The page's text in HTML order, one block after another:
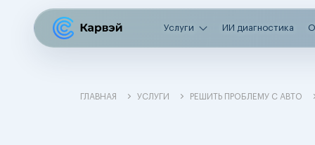
Услуги ИИ диагностика
ГЛАВНАЯ УСЛУГИ РЕШИТЬ ПРОБЛЕМУ С АВТО